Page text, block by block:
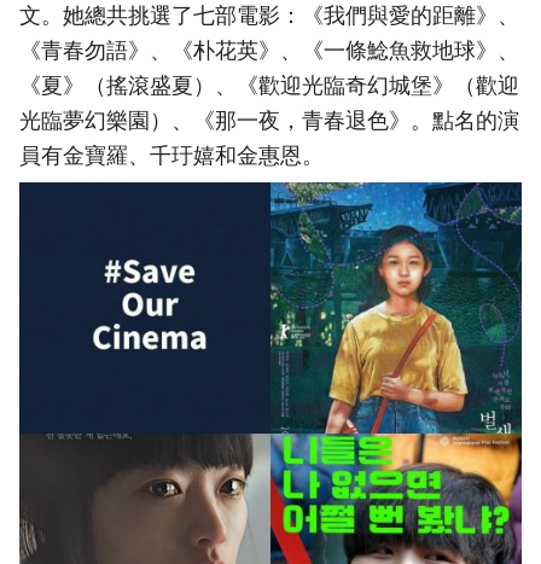
文。她總共挑選了七部電影：《我們與愛的距離》、
《青春勿語》、《朴花英》、《一條鯰魚救地球》、
《夏》（搖滾盛夏）、《歡迎光臨奇幻城堡》（歡迎
光臨夢幻樂園）、《那一夜，青春退色》。點名的演
員有金寶羅、千玗嬉和金惠恩。